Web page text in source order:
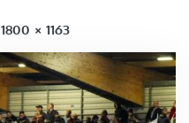
FULL SIZE
1800 × 1163